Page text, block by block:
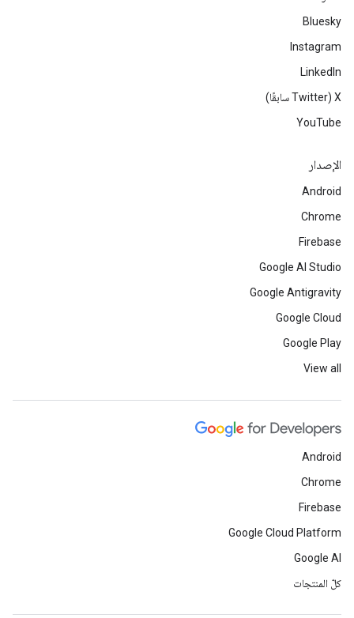
Bluesky
Instagram
LinkedIn
‫X ‏(Twitter سابقًا)
YouTube
الإصدار
Android
Chrome
Firebase
Google AI Studio
Google Antigravity
Google Cloud
Google Play
View all
Android
Chrome
Firebase
Google Cloud Platform
Google AI
كلّ المنتجات